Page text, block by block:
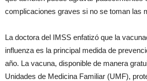
complicaciones graves si no se toman las
La doctora del IMSS enfatizó que la
influenza es la principal medida de
año. La vacuna, disponible de manera
Unidades de Medicina Familiar (UMF),